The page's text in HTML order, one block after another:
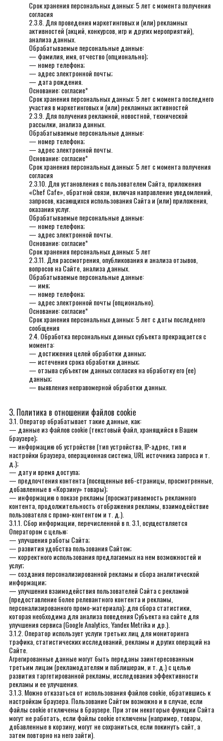
Срок хранения персональных данных: 5 лет с момента получения
согласия
2.3.8. Для проведения маркетинговых и (или) рекламных
активностей (акций, конкурсов, игр и других мероприятий),
анализа данных.
Обрабатываемые персональные данные:
— фамилия, имя, отчество (опционально);
— номер телефона;
— адрес электронной почты;
— дата рождения.
Основание: согласие*
Срок хранения персональных данных: 5 лет с момента последнего
участия в маркетинговых и (или) рекламных активностей
2.3.9. Для получения рекламной, новостной, технической
рассылки, анализа данных.
Обрабатываемые персональные данные:
— номер телефона;
— адрес электронной почты.
Основание: согласие*
Срок хранения персональных данных: 5 лет с момента получения
согласия
2.3.10. Для установления с пользователем Сайта, приложения
«Chef Cafe», обратной связи, включая направление уведомлений,
запросов, касающихся использования Сайта и (или) приложения,
оказания услуг.
Обрабатываемые персональные данные:
— номер телефона;
— адрес электронной почты.
Основание: согласие*
Срок хранения персональных данных: 5 лет
2.3.11. Для рассмотрения, опубликования и анализа отзывов,
вопросов на Сайте, анализа данных.
Обрабатываемые персональные данные:
— имя;
— номер телефона;
— адрес электронной почты (опционально).
Основание: согласие*
Срок хранения персональных данных: 5 лет с даты последнего
сообщения
2.4. Обработка персональных данных субъекта прекращается с
момента:
— достижения целей обработки данных;
— истечения срока обработки данных;
— отзыва субъектом данных согласия на обработку его (ее)
данных;
— выявления неправомерной обработки данных.
3. Политика в отношении файлов cookie
3.1. Оператор обрабатывает такие данные, как:
— данные из файлов cookie (текстовый файл, хранящийся в Вашем
браузере);
— информацию об устройстве (тип устройства, IP-адрес, тип и
настройки браузера, операционная система, URL источника запроса и т.
д.);
— дату и время доступа;
— предпочтения контента (посещенные веб-страницы, просмотренные,
добавленные в «Корзину» товары);
— информацию о показе рекламы (просматриваемость рекламного
контента, продолжительность отображения рекламы, взаимодействие
пользователя с промо-контентом и т. д.).
3.1.1. Сбор информации, перечисленной в п. 3.1, осуществляется
Оператором с целью:
— улучшения работы Сайта;
— развития удобства пользования Сайтом;
— корректного использования предлагаемых на нем возможностей и
услуг;
— создания персонализированной рекламы и сбора аналитической
информации;
— улучшения взаимодействия пользователей Сайта с рекламой
(предоставление более релевантного контента и рекламы,
персонализированного промо-материала); для сбора статистики,
которая необходима для анализа поведения Субъекта на сайте для
улучшения сервиса (Google Analytics, Yandex Metrika и др.).
3.1.2. Оператор использует услуги третьих лиц для мониторинга
трафика, статистических исследований, рекламы и других операций на
Сайте.
Агрегированные данные могут быть переданы заинтересованным
третьим лицам (рекламодателям и паблишерам, и т. д.) с целью
развития таргетированной рекламы, исследования эффективности
рекламы и ее улучшения.
3.1.3. Можно отказаться от использования файлов cookie, обратившись к
настройкам браузера. Пользование Сайтом возможно и в случае, если
файлы cookie отключены в браузере. При этом некоторые функции Сайта
могут не работать, если файлы cookie отключены (например, товары,
добавленные в корзину, могут не сохраниться, если покинуть сайт, а
затем повторно на него зайти).